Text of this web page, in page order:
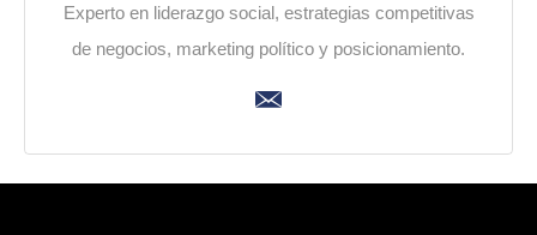
Experto en liderazgo social, estrategias competitivas
de negocios, marketing político y posicionamiento.